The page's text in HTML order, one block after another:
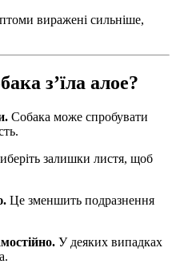
виражені сильніше,
з’їла алое?
Собака може спробувати
залишки листя, щоб
Це зменшить подразнення
У деяких випадках